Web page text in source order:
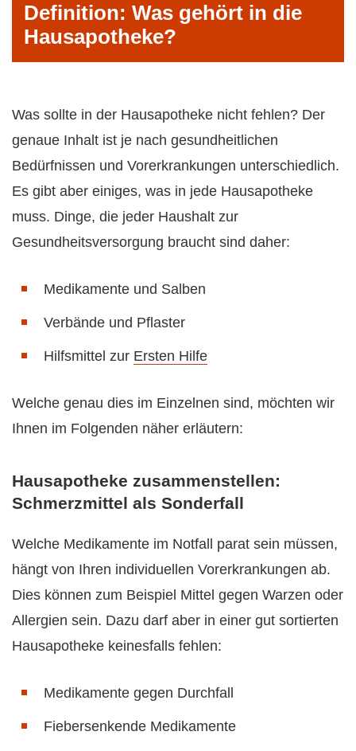
Definition: Was gehört in die
Hausapotheke?
Was sollte in der Hausapotheke nicht fehlen? Der
genaue Inhalt ist je nach gesundheitlichen
Bedürfnissen und Vorerkrankungen unterschiedlich.
Es gibt aber einiges, was in jede Hausapotheke
muss. Dinge, die jeder Haushalt zur
Gesundheitsversorgung braucht sind daher:
Medikamente und Salben
Verbände und Pflaster
Hilfsmittel zur Ersten Hilfe
Welche genau dies im Einzelnen sind, möchten wir
Ihnen im Folgenden näher erläutern:
Hausapotheke zusammenstellen:
Schmerzmittel als Sonderfall
Welche Medikamente im Notfall parat sein müssen,
hängt von Ihren individuellen Vorerkrankungen ab.
Dies können zum Beispiel Mittel gegen Warzen oder
Allergien sein. Dazu darf aber in einer gut sortierten
Hausapotheke keinesfalls fehlen:
Medikamente gegen Durchfall
Fiebersenkende Medikamente